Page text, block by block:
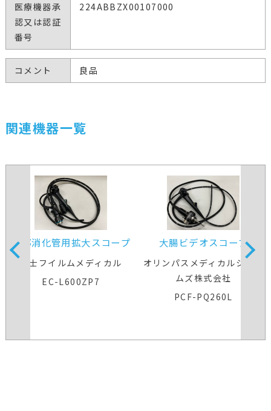
医療機器承
認又は認証
番号
224ABBZX00107000
コメント 良品
関連機器一覧
下部消化管用拡大スコープ
富士フイルムメディカル
EC-L600ZP7
大腸ビデオスコープ
オリンパスメディカルシステ
ムズ株式会社
PCF-PQ260L